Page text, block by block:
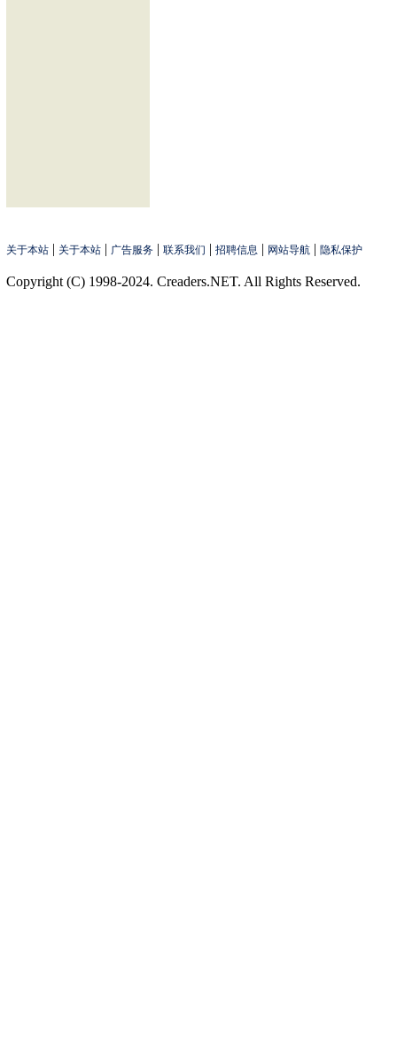
关于本站 | 关于本站 | 广告服务 | 联系我们 | 招聘信息 | 网站导航 | 隐私保护
Copyright (C) 1998-2024. Creaders.NET. All Rights Reserved.